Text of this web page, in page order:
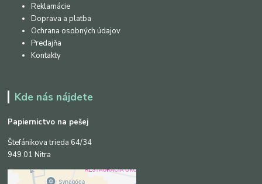
Reklamácie
Doprava a platba
Ochrana osobných údajov
Predajňa
Kontakty
Kde nás nájdete
Papiernictvo na pešej
Štefánikova trieda 64/34
949 01 Nitra